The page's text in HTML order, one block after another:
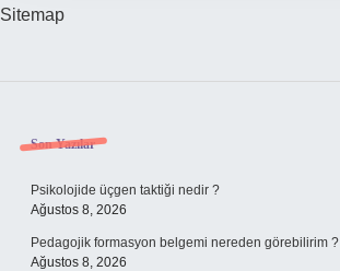
Sitemap
Sidebar
Son Yazılar
Psikolojide üçgen taktiği nedir ?
Ağustos 8, 2026
Pedagojik formasyon belgemi nereden görebilirim ?
Ağustos 8, 2026